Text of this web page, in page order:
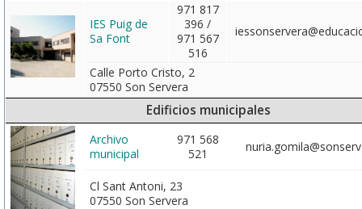
IES Puig de
Sa Font
971 817
396 /
971 567
516
Calle Porto Cristo, 2
07550 Son Servera
Edificios municipales
Archivo
municipal
971 568
521
Cl Sant Antoni, 23
07550 Son Servera